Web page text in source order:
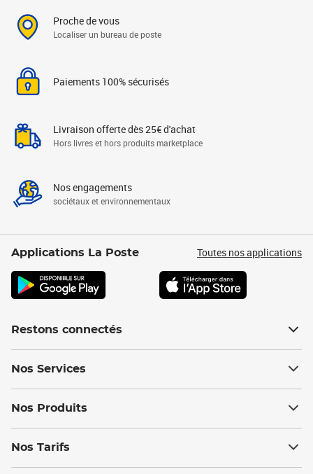
Proche de vous
Localiser un bureau de poste
Paiements 100% sécurisés
Livraison offerte dès 25€ d'achat
Hors livres et hors produits marketplace
Nos engagements
sociétaux et environnementaux
Applications La Poste Toutes nos applications
Restons connectés
Nos Services
Nos Produits
Nos Tarifs